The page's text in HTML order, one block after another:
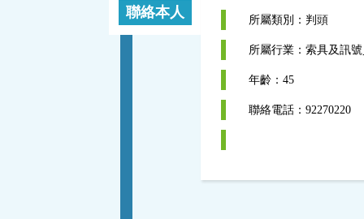
聯絡本人 所屬類別：判頭
所屬行業：索具及訊
年齡：45
聯絡電話：92270220